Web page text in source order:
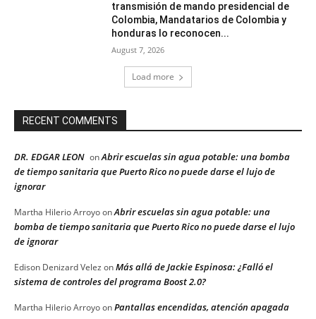
transmisión de mando presidencial de
Colombia, Mandatarios de Colombia y
honduras lo reconocen...
August 7, 2026
Load more
RECENT COMMENTS
DR. EDGAR LEON onAbrir escuelas sin agua potable: una bomba
de tiempo sanitaria que Puerto Rico no puede darse el lujo de
ignorar
Martha Hilerio ArroyoonAbrir escuelas sin agua potable: una
bomba de tiempo sanitaria que Puerto Rico no puede darse el lujo
de ignorar
Edison Denizard Velez onMás allá de Jackie Espinosa: ¿Falló el
sistema de controles del programa Boost 2.0?
Martha Hilerio ArroyoonPantallas encendidas, atención apagada